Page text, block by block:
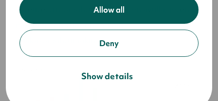
Allow all
Deny
Show details
toteutettiin tapahtumatoimiston avulla, joten
miksei sitten vuoden tärkein
asiakastapahtumakin.